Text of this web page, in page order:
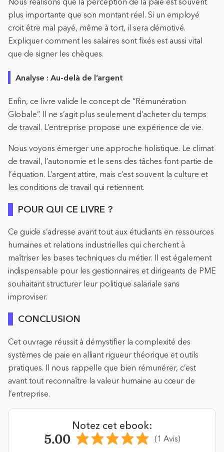
plus importante que son montant réel. Si un employé
croit être mal payé, même à tort, il sera démotivé.
Expliquer comment les salaires sont fixés est aussi vital
que de signer les chèques.
Analyse : Au-delà de l’argent
Enfin, ce livre valide le concept de “Rémunération
Globale”. Il ne s’agit plus seulement d’acheter du temps
de travail. L’entreprise propose une expérience de vie.
Nous voyons émerger une approche holistique. Le climat
de travail, l’autonomie et le sens des tâches font partie de
l’équation. L’argent attire, mais c’est souvent la culture et
les conditions de travail qui retiennent.
POUR QUI CE LIVRE ?
Ce guide s’adresse avant tout aux étudiants en ressources
humaines et relations industrielles qui cherchent à
maîtriser les bases techniques du métier. Il est également
indispensable pour les gestionnaires et dirigeants de PME
souhaitant structurer leur politique salariale sans
improviser.
CONCLUSION
Cet ouvrage réussit à démystifier la complexité des
systèmes de paie en alliant rigueur théorique et outils
pratiques. Il nous rappelle que bien rémunérer, c’est
avant tout reconnaître la valeur humaine au cœur de
l’entreprise.
Notez cet ebook:
5.00 (1 Avis)